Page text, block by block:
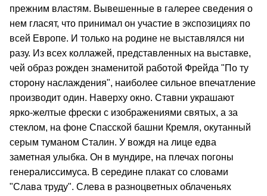
прежним властям. Вывешенные в галерее сведения о
нем гласят, что принимал он участие в экспозициях по
всей Европе. И только на родине не выставлялся ни
разу. Из всех коллажей, представленных на выставке,
чей образ рожден знаменитой работой Фрейда "По ту
сторону наслаждения", наиболее сильное впечатление
производит один. Наверху окно. Ставни украшают
ярко-желтые фрески с изображениями святых, а за
стеклом, на фоне Спасской башни Кремля, окутанный
серым туманом Сталин. У вождя на лице едва
заметная улыбка. Он в мундире, на плечах погоны
генералиссимуса. В середине плакат со словами
"Слава труду". Слева в разноцветных облаченьях